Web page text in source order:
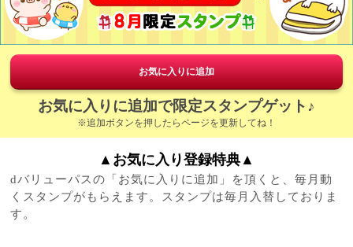
お気に入りに追加
お気に入りに追加で限定スタンプゲット♪
※追加ボタンを押したらページを更新してね！
▲お気に入り登録特典▲
dバリューパスの「お気に入りに追加」を頂くと、毎月動
くスタンプがもらえます。スタンプは毎月入替しておりま
す。